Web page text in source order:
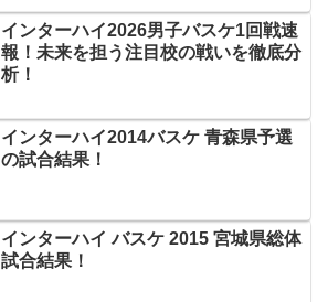
インターハイ2026男子バスケ1回戦速
報！未来を担う注目校の戦いを徹底分
析！
インターハイ2014バスケ 青森県予選
の試合結果！
インターハイ バスケ 2015 宮城県総体
試合結果！